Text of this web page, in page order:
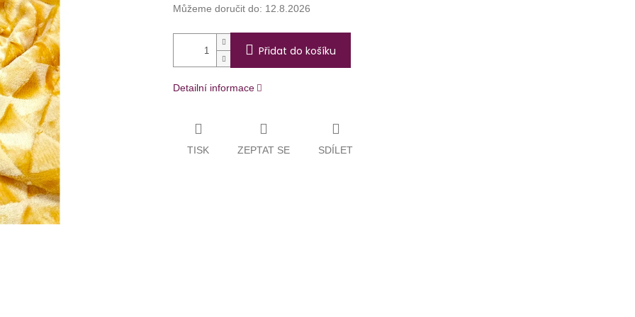
Můžeme doručit do: 12.8.2026
Přidat do košíku
Detailní informace
TISK ZEPTAT SE SDÍLET